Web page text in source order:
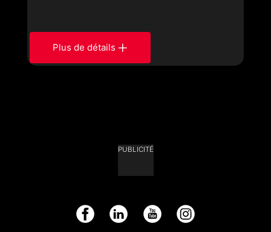
Plus de détails
PUBLICITÉ
Facebook LinkedIn YouTube Instagram